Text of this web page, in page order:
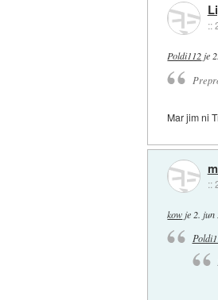
::
Poldi112 je
Mar jim ni
::
kow je 2. jun